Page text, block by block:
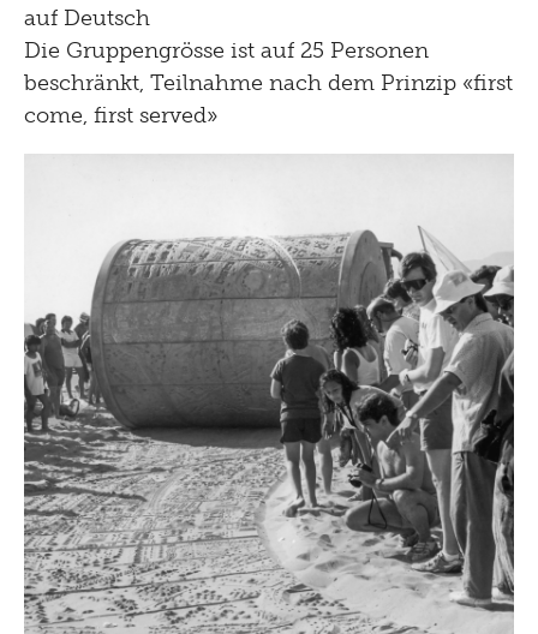
auf Deutsch
Die Gruppengrösse ist auf 25 Personen
beschränkt, Teilnahme nach dem Prinzip «first
come, first served»